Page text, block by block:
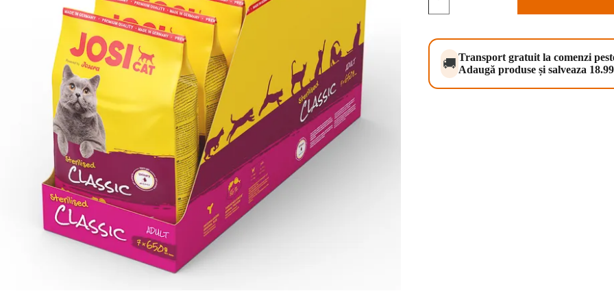
Classic
g
🚚 Transport gratuit la comenzi
Adaugă produse și salveaza